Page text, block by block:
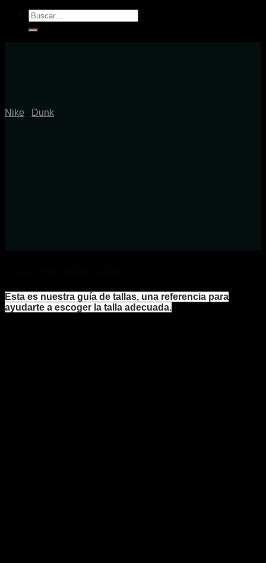
Buscar
por:
Nike Dunk
Esta es nuestra guía de tallas, una referencia para
ayudarte a escoger la talla adecuada.